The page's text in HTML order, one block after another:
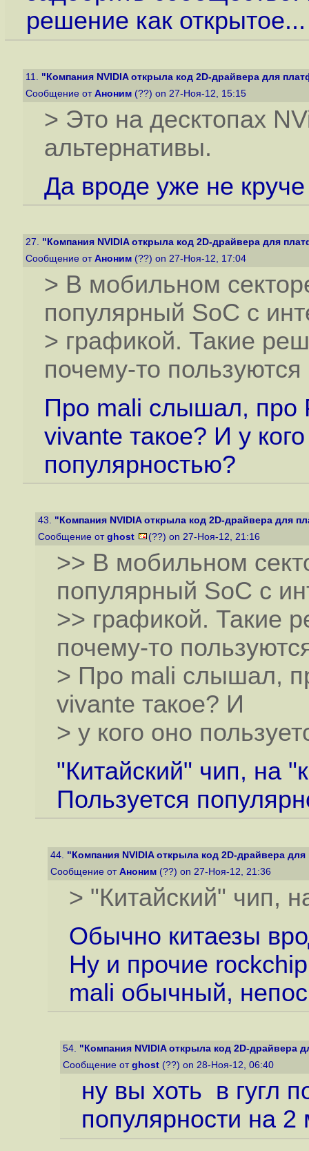
решение как открытое...
11. "Компания NVIDIA открыла код 2D-драйвера для
Сообщение от Аноним (??) on 27-Ноя-12, 15:15
> Это на десктопах
альтернативы.
Да вроде уже не круче
27. "Компания NVIDIA открыла код 2D-драйвера для
Сообщение от Аноним (??) on 27-Ноя-12, 17:04
> В мобильном
популярный SoC с
> графикой. Такие
почему-то
Про mali слышал, про
vivante такое? И у
популярностью?
43. "Компания NVIDIA открыла код 2D-драйвера для
Сообщение от ghost (??) on 27-Ноя-12, 21:16
>> В мобильном
популярный SoC с
>> графикой. Такие
почему-то
> Про mali слышал,
vivante такое? И
> у кого оно
"Китайский" чип, на
Пользуется
44. "Компания NVIDIA открыла код 2D-драйвера
Сообщение от Аноним (??) on 27-Ноя-12, 21:36
> "Китайский" чип,
Обычно китаезы
Ну и прочие
mali обычный,
54. "Компания NVIDIA открыла код 2D-драйвера
Сообщение от ghost (??) on 28-Ноя-12, 06:40
ну вы хоть в гугл
популярности на